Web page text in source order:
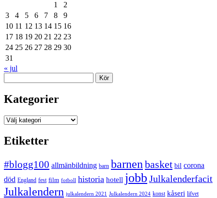
1
2
3
4 5 6 7 8
9
10 11 12 13 14 15 16
17 18 19 20 21 22 23
24 25 26 27 28 29 30
31
« jul
Kategorier
Kategorier
Etiketter
#blogg100 allmänbildning barn barnen basket bil corona
död England fest film fotboll historia hotell jobb Julkalenderfacit
Julkalendern julkalendern 2021 Julkalendern 2024 konst kåseri lifvet